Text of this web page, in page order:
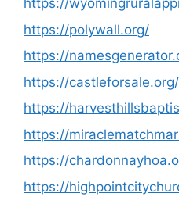
https://
https://polywall.org/
https://
https://castleforsale.org/
https://
https://
https://
https://